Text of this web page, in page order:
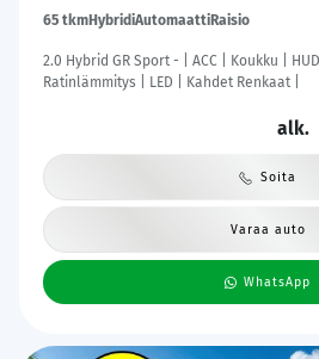
65 tkmHybridiAutomaattiRaisio
2.0 Hybrid GR Sport - | ACC | Koukku |
Ratinlämmitys | LED | Kahdet Renkaat |
alk.
Soita
Varaa auto
WhatsApp